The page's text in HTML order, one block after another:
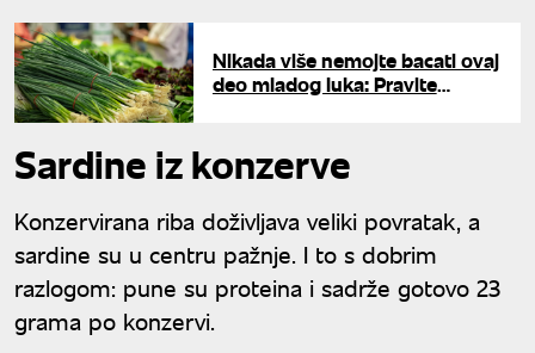
Nikada više nemojte bacati ovaj
deo mladog luka: Pravite
Sardine iz konzerve
Konzervirana riba doživljava veliki povratak, a
sardine su u centru pažnje. I to s dobrim
razlogom: pune su proteina i sadrže gotovo 23
grama po konzervi.